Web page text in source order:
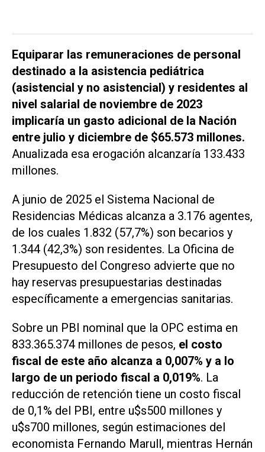
Equiparar las remuneraciones de personal
destinado a la asistencia pediátrica
(asistencial y no asistencial) y residentes al
nivel salarial de noviembre de 2023
implicaría un gasto adicional de la Nación
entre julio y diciembre de $65.573 millones.
Anualizada esa erogación alcanzaría 133.433
millones.
A junio de 2025 el Sistema Nacional de
Residencias Médicas alcanza a 3.176 agentes,
de los cuales 1.832 (57,7%) son becarios y
1.344 (42,3%) son residentes. La Oficina de
Presupuesto del Congreso advierte que no
hay reservas presupuestarias destinadas
específicamente a emergencias sanitarias.
Sobre un PBI nominal que la OPC estima en
833.365.374 millones de pesos, el costo
fiscal de este año alcanza a 0,007% y a lo
largo de un periodo fiscal a 0,019%. La
reducción de retención tiene un costo fiscal
de 0,1% del PBI, entre u$s500 millones y
u$s700 millones, según estimaciones del
economista Fernando Marull, mientras Hernán